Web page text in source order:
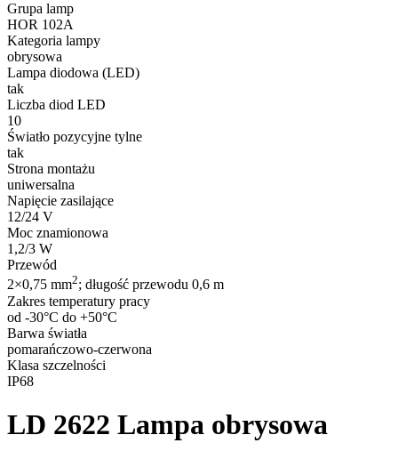
Grupa lamp
HOR 102A
Kategoria lampy
obrysowa
Lampa diodowa (LED)
tak
Liczba diod LED
10
Światło pozycyjne tylne
tak
Strona montażu
uniwersalna
Napięcie zasilające
12/24 V
Moc znamionowa
1,2/3 W
Przewód
2×0,75 mm2; długość przewodu 0,6 m
Zakres temperatury pracy
od -30°C do +50°C
Barwa światła
pomarańczowo-czerwona
Klasa szczelności
IP68
LD 2622 Lampa obrysowa